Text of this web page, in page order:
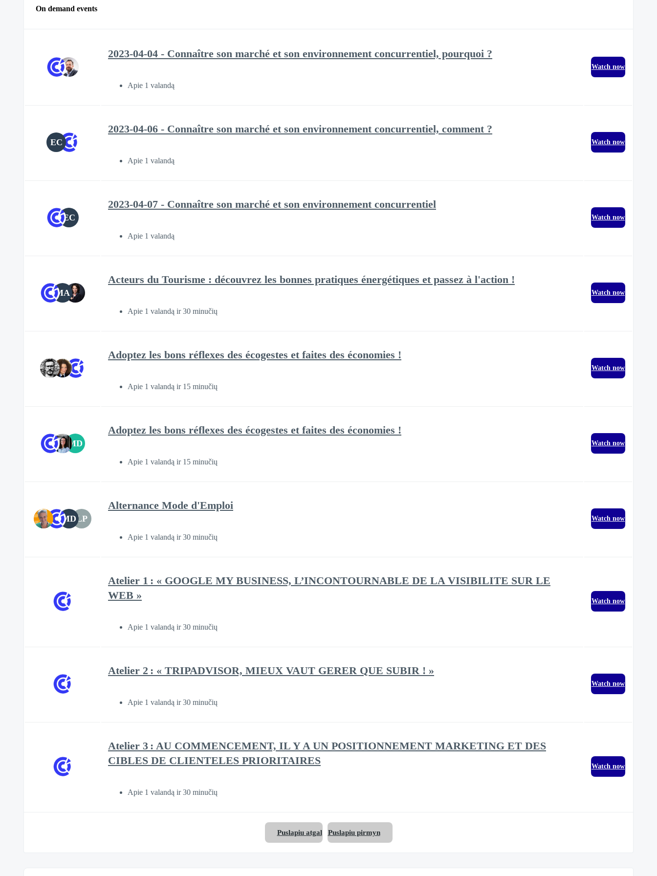
On demand events
2023-04-04 - Connaître son marché et son environnement concurrentiel, pourquoi ?
Apie 1 valandą
Watch now
EC
2023-04-06 - Connaître son marché et son environnement concurrentiel, comment ?
Apie 1 valandą
Watch now
EC
2023-04-07 - Connaître son marché et son environnement concurrentiel
Apie 1 valandą
Watch now
MA
Acteurs du Tourisme : découvrez les bonnes pratiques énergétiques et passez à l'action !
Apie 1 valandą ir 30 minučių
Watch now
Adoptez les bons réflexes des écogestes et faites des économies !
Apie 1 valandą ir 15 minučių
Watch now
MD
Adoptez les bons réflexes des écogestes et faites des économies !
Apie 1 valandą ir 15 minučių
Watch now
MD LP
Alternance Mode d'Emploi
Apie 1 valandą ir 30 minučių
Watch now
Atelier 1 : « GOOGLE MY BUSINESS, L’INCONTOURNABLE DE LA VISIBILITE SUR LE
WEB »
Apie 1 valandą ir 30 minučių
Watch now
Atelier 2 : « TRIPADVISOR, MIEUX VAUT GERER QUE SUBIR ! »
Apie 1 valandą ir 30 minučių
Watch now
Atelier 3 : AU COMMENCEMENT, IL Y A UN POSITIONNEMENT MARKETING ET DES
CIBLES DE CLIENTELES PRIORITAIRES
Apie 1 valandą ir 30 minučių
Watch now
Puslapiu atgal Puslapiu pirmyn